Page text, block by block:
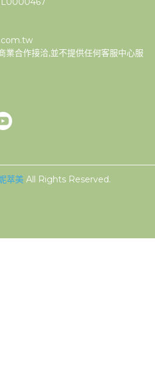
業合作接洽,並不提供任何客服中心服
萃美 All Rights Reserved.